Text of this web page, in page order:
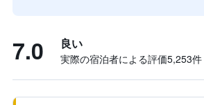
7.0 良い
実際の宿泊者による評価5,253​件